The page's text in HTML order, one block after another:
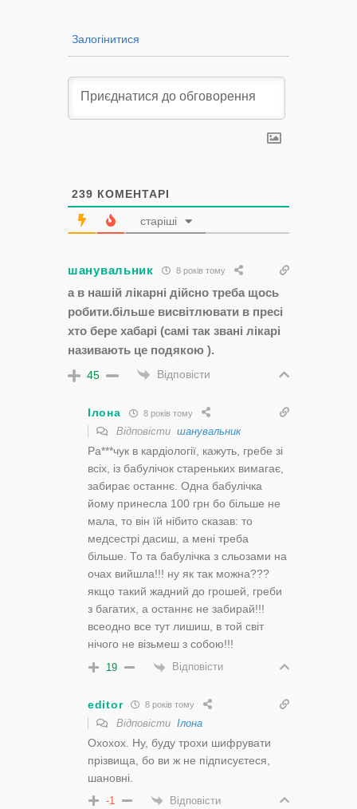
Залогінитися
239 КОМЕНТАРІ
старіші
шанувальник 8 років тому
а в нашій лікарні дійсно треба щось
робити.більше висвітлювати в пресі
хто бере хабарі (самі так звані лікарі
називають це подякою ).
45 Відповісти
Ілона 8 років тому
Відповісти шанувальник
Ра***чук в кардіології, кажуть, гребе зі
всіх, із бабулічок стареньких вимагає,
забирає останнє. Одна бабулічка
йому принесла 100 грн бо більше не
мала, то він їй нібито сказав: то
медсестрі дасиш, а мені треба
більше. То та бабулічка з сльозами на
очах вийшла!!! ну як так можна???
якщо такий жадний до грошей, греби
з багатих, а останнє не забирай!!!
всеодно все тут лишиш, в той світ
нічого не візьмеш з собою!!!
19 Відповісти
editor 8 років тому
Відповісти Ілона
Охохох. Ну, буду трохи шифрувати
прізвища, бо ви ж не підписуєтеся,
шановні.
-1 Відповісти